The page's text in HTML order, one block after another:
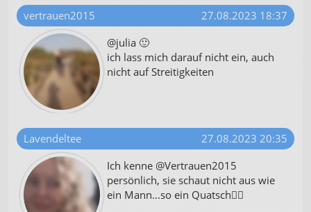
vertrauen2015
27.08.2023 18:37
@julia 🙂
ich lass mich darauf nicht ein, auch
nicht auf Streitigkeiten
Lavendeltee
27.08.2023 20:35
Ich kenne @Vertrauen2015
persönlich, sie schaut nicht aus wie
ein Mann...so ein Quatsch🤦‍♀️